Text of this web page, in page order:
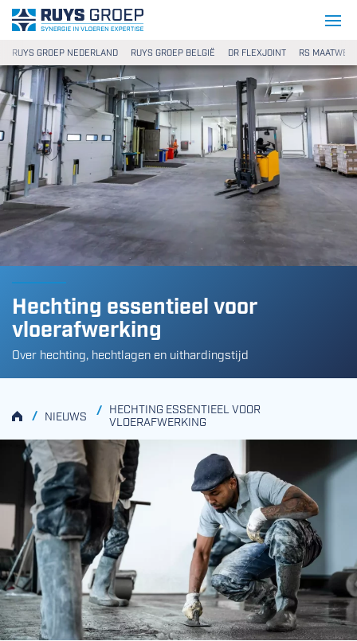
Ga naar content
Ruys Groep
RUYS GROEP NEDERLAND RUYS GROEP BELGIË DR FLEXJOINT RS
Hechting essentieel voor
vloerafwerking
Over hechting, hechtlagen en uithardingstijd
HOMENIEUWS
/
HECHTING ESSENTIEEL VOOR
VLOERAFWERKING
/